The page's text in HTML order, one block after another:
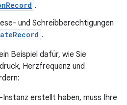
.
und Schreibberechtigungen
.
Beispiel dafür, wie Sie
Herzfrequenz und
Instanz erstellt haben, muss Ihre